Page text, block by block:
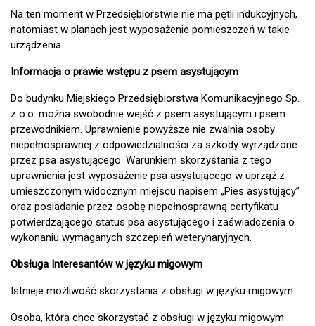
Na ten moment w Przedsiębiorstwie nie ma pętli indukcyjnych,
natomiast w planach jest wyposażenie pomieszczeń w takie
urządzenia.
Informacja o prawie wstępu z psem asystującym
Do budynku Miejskiego Przedsiębiorstwa Komunikacyjnego Sp.
z o.o. można swobodnie wejść z psem asystującym i psem
przewodnikiem. Uprawnienie powyższe nie zwalnia osoby
niepełnosprawnej z odpowiedzialności za szkody wyrządzone
przez psa asystującego. Warunkiem skorzystania z tego
uprawnienia jest wyposażenie psa asystującego w uprząż z
umieszczonym widocznym miejscu napisem „Pies asystujący”
oraz posiadanie przez osobę niepełnosprawną certyfikatu
potwierdzającego status psa asystującego i zaświadczenia o
wykonaniu wymaganych szczepień weterynaryjnych.
Obsługa Interesantów w języku migowym
Istnieje możliwość skorzystania z obsługi w języku migowym.
Osoba, która chce skorzystać z obsługi w języku migowym